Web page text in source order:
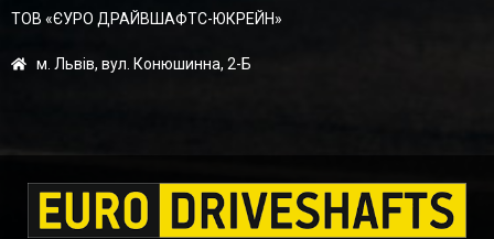
ТОВ «ЄУРО ДРАЙВШАФТC-ЮКРЕЙН»
м. Львів, вул. Конюшинна, 2-Б